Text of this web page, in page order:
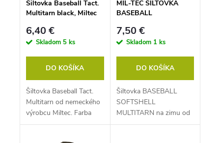
o
v
t
v
Šiltovka Baseball Tact.
Multitarn black, Miltec
6,40 €
Skladom 5 ks
DO KOŠÍKA
Šiltovka Baseball Tact.
Multitarn od nemeckého
výrobcu Miltec. Farba
čierna.
MIL-TEC ŠILTOVKA
BASEBALL
MULTITARN
7,50 €
Skladom 1 ks
DO KOŠÍKA
Šiltovka BASEBALL
SOFTSHELL
MULTITARN na zimu od
nemeckého výrobcu